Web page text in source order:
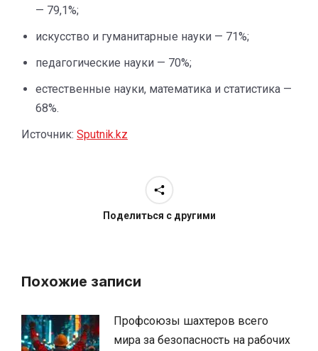
— 79,1%;
искусство и гуманитарные науки — 71%;
педагогические науки — 70%;
естественные науки, математика и статистика —
68%.
Источник: Sputnik.kz
Поделиться с другими
Похожие записи
Профсоюзы шахтеров всего
мира за безопасность на рабочих